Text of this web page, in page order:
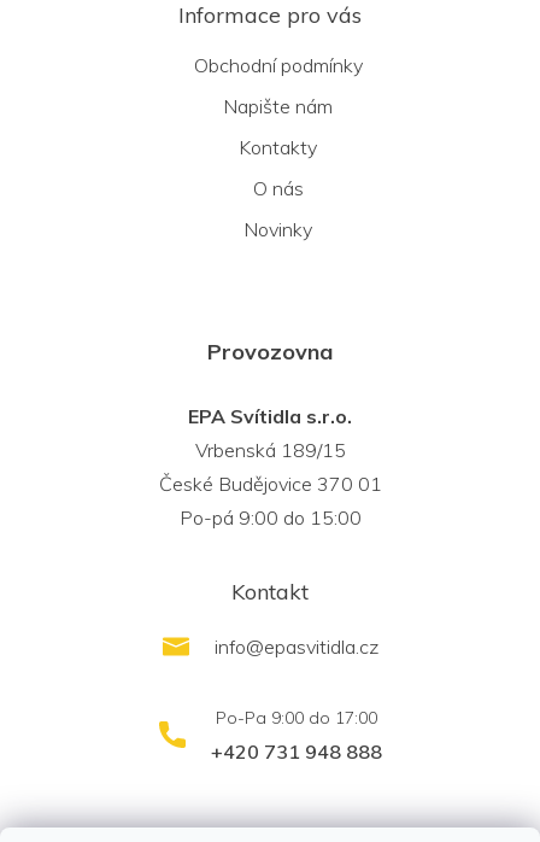
Informace pro vás
Obchodní podmínky
Napište nám
Kontakty
O nás
Novinky
Provozovna
EPA Svítidla s.r.o.
Vrbenská 189/15
České Budějovice 370 01
Po-pá 9:00 do 15:00
Kontakt
info@epasvitidla.cz
+420 731 948 888